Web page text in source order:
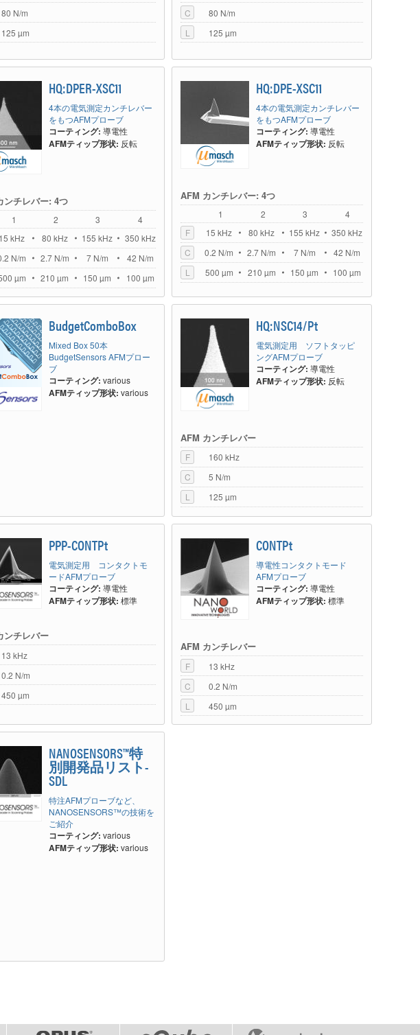
80 N/m
125 µm
C
80 N/m
L
125 µm
HQ:DPER-XSC11
4本の電気測定カンチレバー
をもつAFMプローブ
コーティング: 導電性
AFMティップ形状: 反転
ンチレバー: 4つ
1 2 3
4
15 kHz 80 kHz 155 kHz
350 kHz
N/m 2.7 N/m 7 N/m
42 N/m
µm 210 µm 150 µm 100 µm
HQ:DPE-XSC11
4本の電気測定カンチレバー
をもつAFMプローブ
コーティング: 導電性
AFMティップ形状: 反転
AFM カンチレバー: 4つ
1 2 3
4
F
15 kHz 80 kHz 155 kHz
350 kHz
C
0.2 N/m 2.7 N/m 7 N/m
42 N/m
L
500 µm 210 µm 150 µm 100 µm
BudgetComboBox
Mixed Box 50本
BudgetSensors AFMプロー
ブ
コーティング: various
AFMティップ形状: various
HQ:NSC14/Pt
電気測定用 ソフトタッピ
ングAFMプローブ
コーティング: 導電性
AFMティップ形状: 反転
AFM カンチレバー
F
160 kHz
C
5 N/m
L
125 µm
PPP-CONTPt
電気測定用 コンタクトモ
ードAFMプローブ
コーティング: 導電性
AFMティップ形状: 標準
ンチレバー
13 kHz
0.2 N/m
450 µm
CONTPt
導電性コンタクトモード
AFMプローブ
コーティング: 導電性
AFMティップ形状: 標準
AFM カンチレバー
F
13 kHz
C
0.2 N/m
L
450 µm
NANOSENSORS™特
別開発品リスト-
SDL
特注AFMプローブなど、
NANOSENSORS™の技術を
ご紹介
コーティング: various
AFMティップ形状: various